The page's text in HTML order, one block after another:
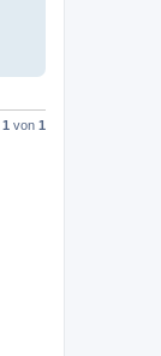
1 von 1